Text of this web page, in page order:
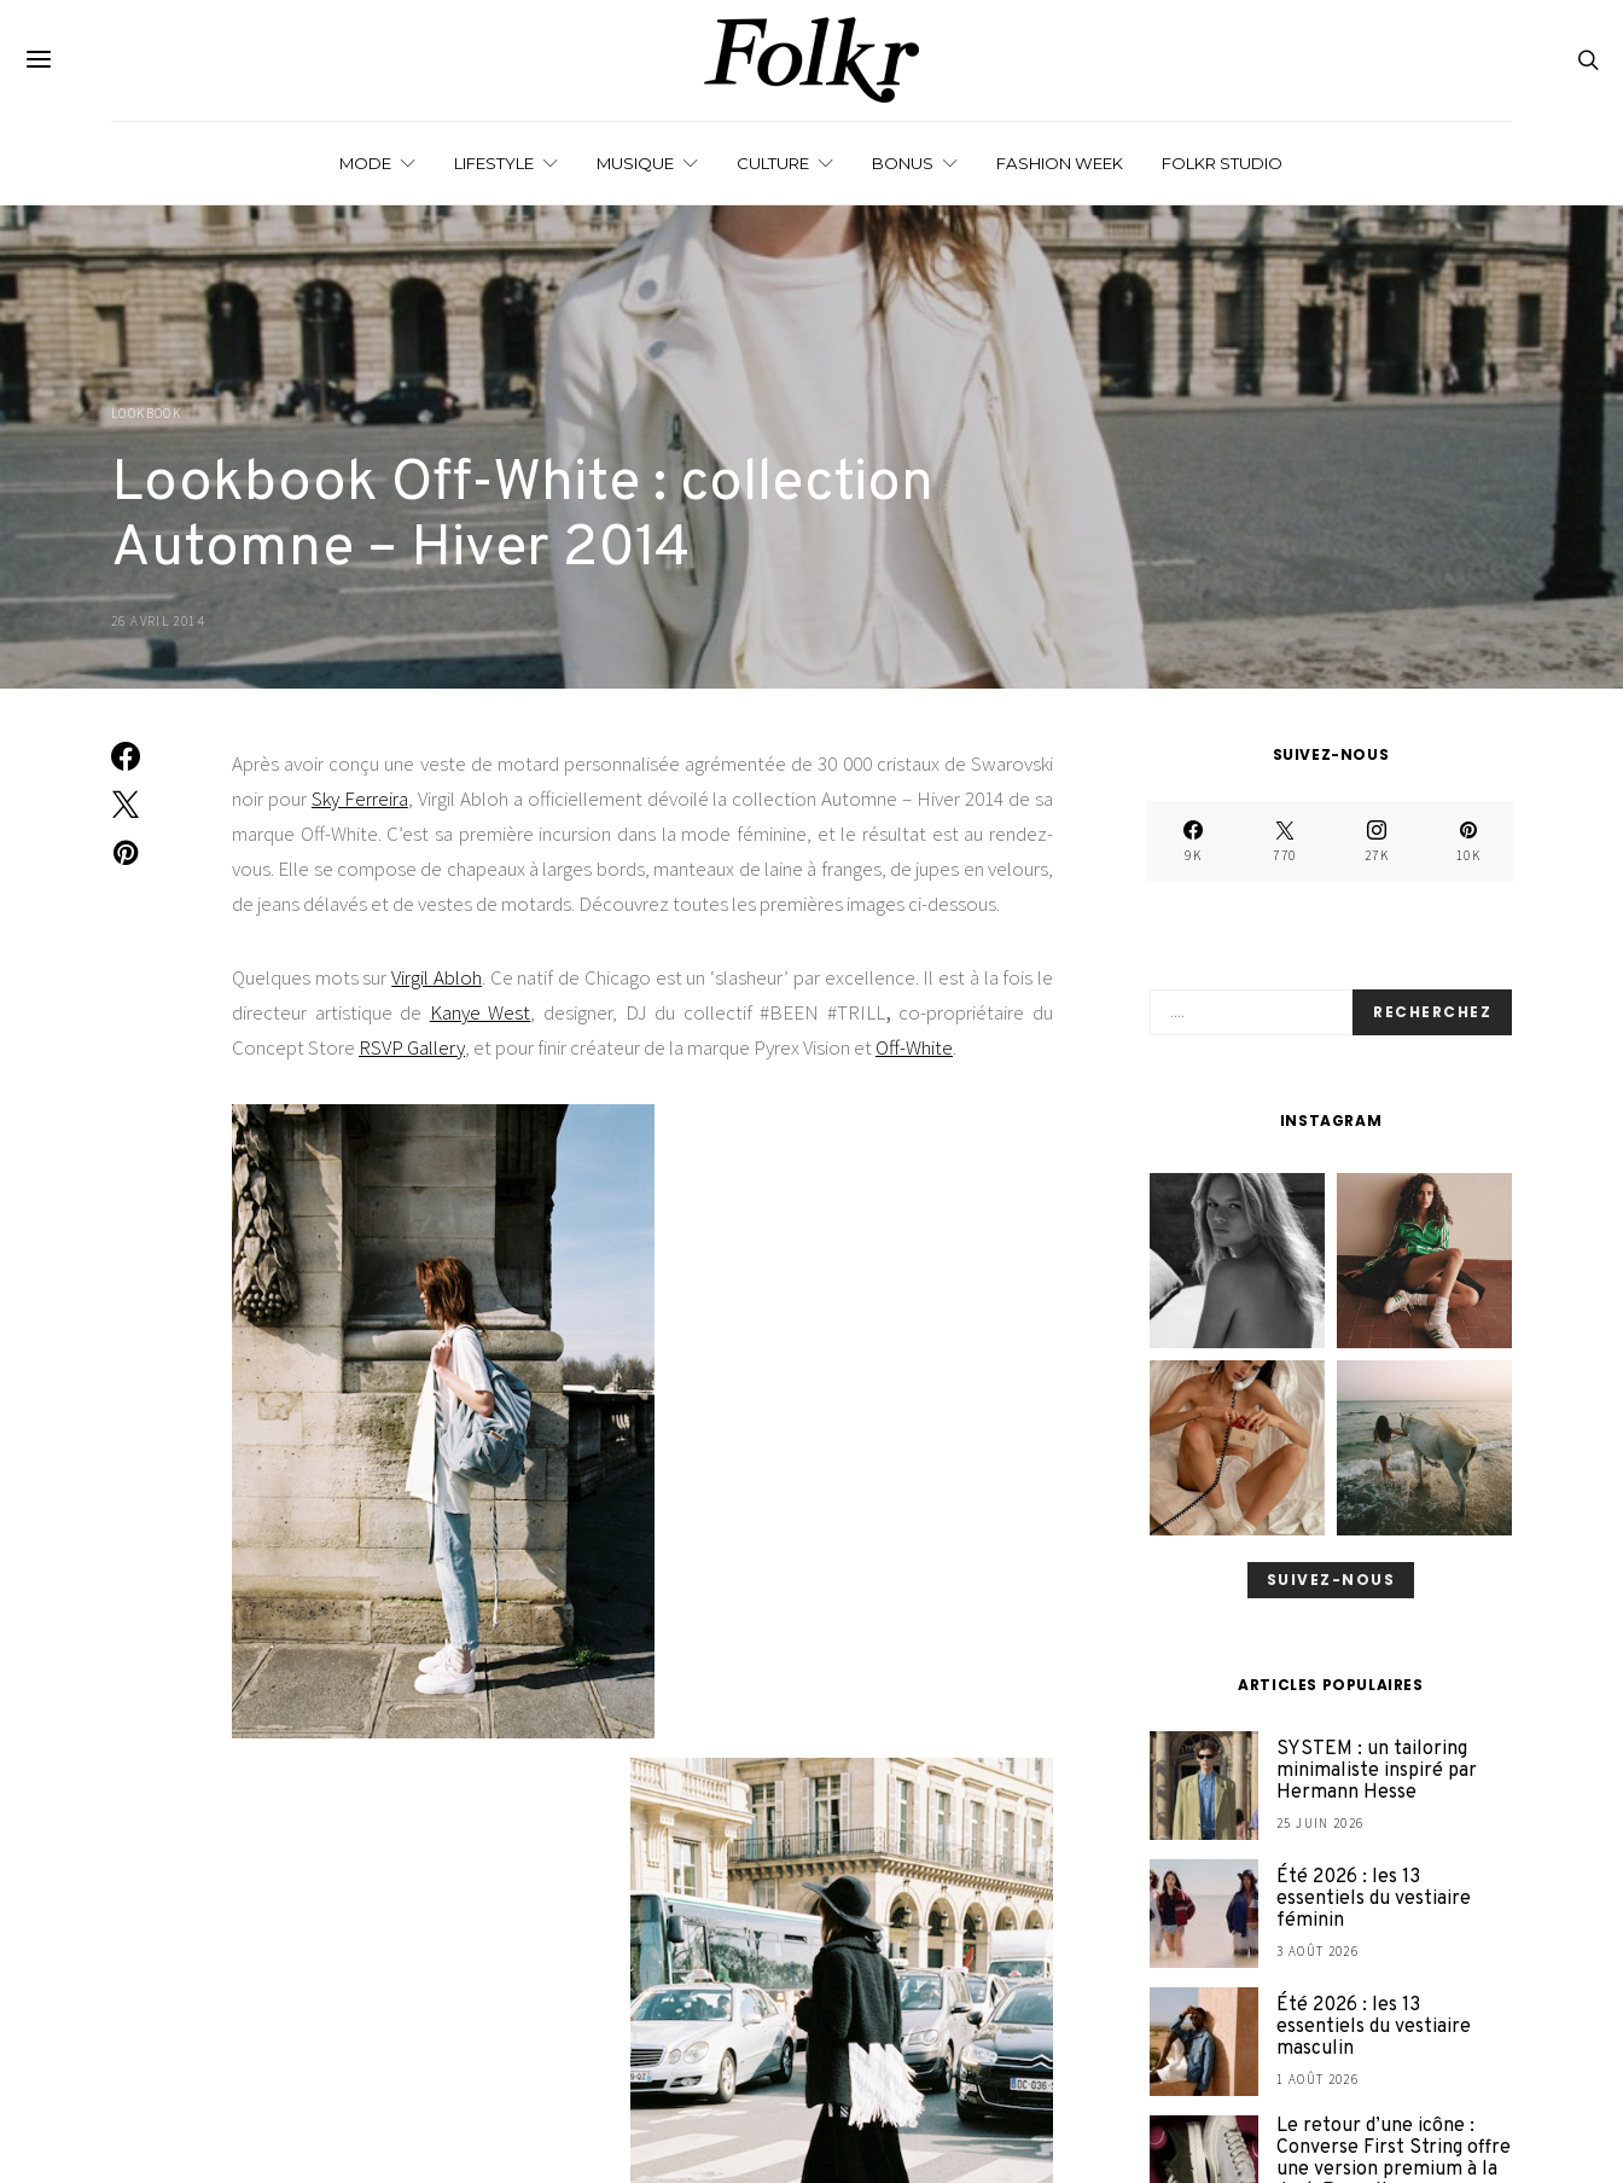
MODE LIFESTYLE MUSIQUE CULTURE BONUS FASHION WEEK FOLKR STUDIO
LOOKBOOK
Lookbook Off-White : collection
Automne – Hiver 2014
26 AVRIL 2014
Après avoir conçu une veste de motard personnalisée agrémentée de 30 000 cristaux de Swarovski
noir pourSky Ferreira, Virgil Abloh a officiellement dévoilé la collection Automne – Hiver 2014 de sa
marque Off-White. C’est sa première incursion dans la mode féminine, et le résultat est au rendez-
vous. Elle se compose de chapeaux à larges bords, manteaux de laine à franges, de jupes en velours,
de jeans délavés et de vestes de motards. Découvrez toutes les premières images ci-dessous.
Quelques mots surVirgil Abloh. Ce natif de Chicago est un ‘slasheur’ par excellence. Il est à la fois le
directeur artistique de Kanye West, designer, DJ du collectif #BEEN #TRILL, co-propriétaire du
Concept Store RSVP Gallery, et pour finir créateur de la marque Pyrex Vision etOff-White.
SUIVEZ-NOUS
9K 770 27K 10K
RECHERCHEZ
INSTAGRAM
SUIVEZ-NOUS
ARTICLES POPULAIRES
SYSTEM : un tailoring
minimaliste inspiré par
Hermann Hesse
25 JUIN 2026
Été 2026 : les 13
essentiels du vestiaire
féminin
3 AOÛT 2026
Été 2026 : les 13
essentiels du vestiaire
masculin
1 AOÛT 2026
Le retour d’une icône :
Converse First String offre
une version premium à la